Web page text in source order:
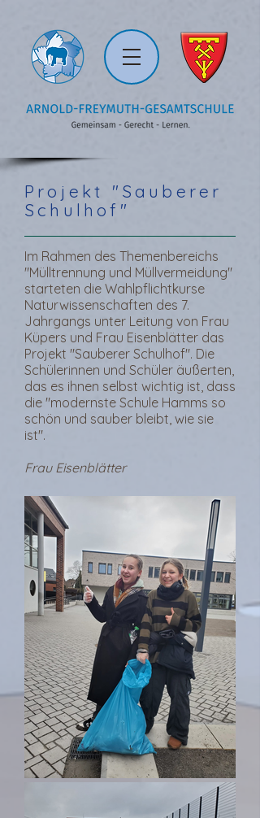
Projekt "Sauberer
Schulhof"
Im Rahmen des Themenbereichs
"Mülltrennung und Müllvermeidung"
starteten die Wahlpflichtkurse
Naturwissenschaften des 7.
Jahrgangs unter Leitung von Frau
Küpers und Frau Eisenblätter das
Projekt "Sauberer Schulhof". Die
Schülerinnen und Schüler äußerten,
das es ihnen selbst wichtig ist, dass
die "modernste Schule Hamms so
schön und sauber bleibt, wie sie
ist".
Frau Eisenblätter